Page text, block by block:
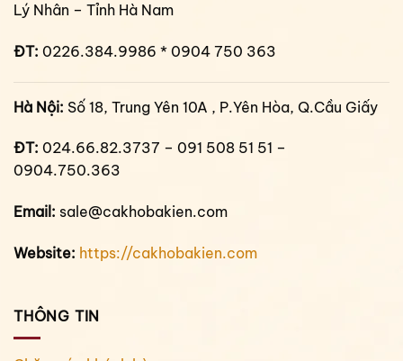
Lý Nhân – Tỉnh Hà Nam
ĐT: 0226.384.9986 * 0904 750 363
Hà Nội: Số 18, Trung Yên 10A , P.Yên Hòa, Q.Cầu Giấy
ĐT: 024.66.82.3737 – 091 508 51 51 –
0904.750.363
Email: sale@cakhobakien.com
Website: https://cakhobakien.com
THÔNG TIN